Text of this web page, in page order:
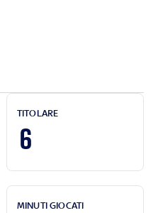
TITOLARE
6
MINUTI GIOCATI